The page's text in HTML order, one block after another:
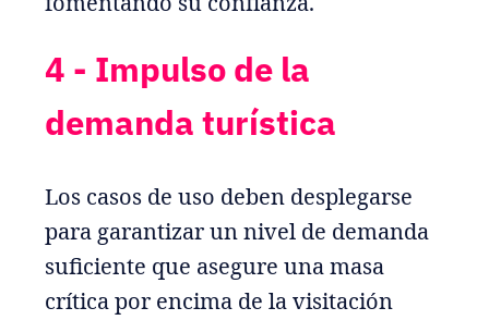
4 - Impulso de la
demanda turística
Los casos de uso deben desplegarse
para garantizar un nivel de demanda
suficiente que asegure una masa
crítica por encima de la visitación